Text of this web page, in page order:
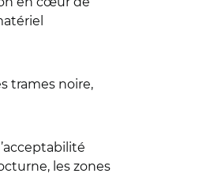
trames noire,
les zones